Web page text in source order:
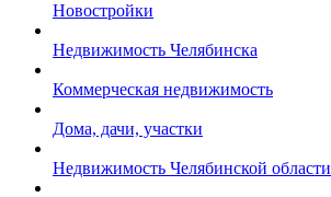
Новостройки
Недвижимость Челябинска
Коммерческая недвижимость
Дома, дачи, участки
Недвижимость Челябинской области